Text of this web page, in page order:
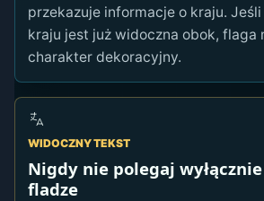
przekazuje informacje o kraju. Jeśli
kraju jest już widoczna obok, flaga
charakter dekoracyjny.
WIDOCZNY TEKST
Nigdy nie polegaj
fladze